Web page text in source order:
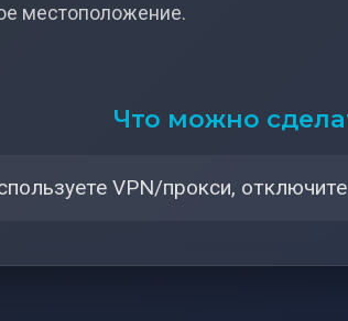
местоположение.
Что можно
VPN/прокси,